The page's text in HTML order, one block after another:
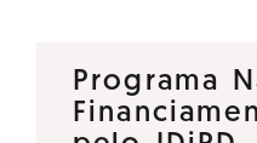
Programa